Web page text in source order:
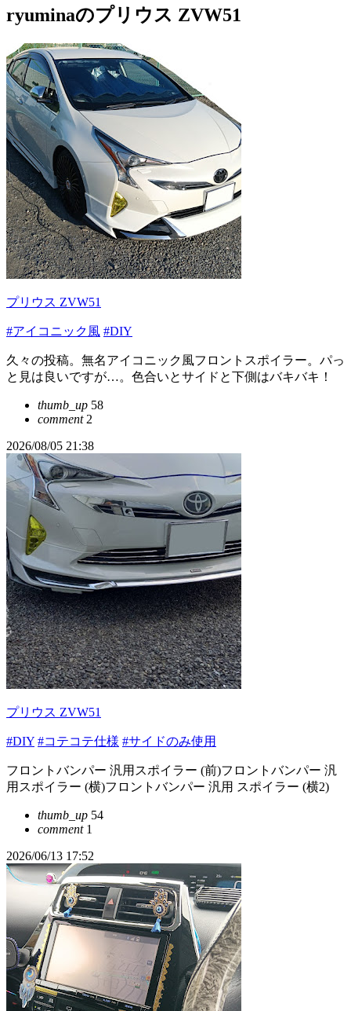
ryuminaのプリウス ZVW51
プリウス ZVW51
#アイコニック風 #DIY
久々の投稿。無名アイコニック風フロントスポイラー。パっ
と見は良いですが…。色合いとサイドと下側はバキバキ！
thumb_up 58
comment2
2026/08/05 21:38
プリウス ZVW51
#DIY #コテコテ仕様 #サイドのみ使用
フロントバンパー 汎用スポイラー (前)フロントバンパー 汎
用スポイラー (横)フロントバンパー 汎用 スポイラー (横2)
thumb_up 54
comment1
2026/06/13 17:52